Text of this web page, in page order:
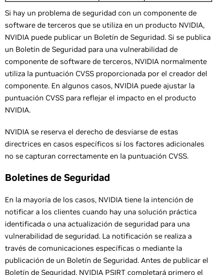
Si hay un problema de seguridad con un componente de
software de terceros que se utiliza en un producto NVIDIA,
NVIDIA puede publicar un Boletín de Seguridad. Si se publica
un Boletín de Seguridad para una vulnerabilidad de
componente de software de terceros, NVIDIA normalmente
utiliza la puntuación CVSS proporcionada por el creador del
componente. En algunos casos, NVIDIA puede ajustar la
puntuación CVSS para reflejar el impacto en el producto
NVIDIA.
NVIDIA se reserva el derecho de desviarse de estas
directrices en casos específicos si los factores adicionales
no se capturan correctamente en la puntuación CVSS.
Boletines de Seguridad
En la mayoría de los casos, NVIDIA tiene la intención de
notificar a los clientes cuando hay una solución práctica
identificada o una actualización de seguridad para una
vulnerabilidad de seguridad. La notificación se realiza a
través de comunicaciones específicas o mediante la
publicación de un Boletín de Seguridad. Antes de publicar el
Boletín de Seguridad, NVIDIA PSIRT completará primero el